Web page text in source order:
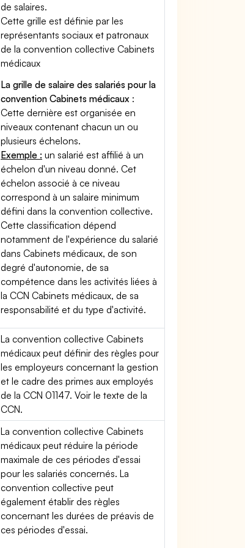
de salaires.
Cette grille est définie par les
représentants sociaux et patronaux
de la convention collective Cabinets
médicaux
La grille de salaire des salariés pour la
convention Cabinets médicaux :
Cette dernière est organisée en
niveaux contenant chacun un ou
plusieurs échelons.
Exemple : un salarié est affilié à un
échelon d'un niveau donné. Cet
échelon associé à ce niveau
correspond à un salaire minimum
défini dans la convention collective.
Cette classification dépend
notamment de l'expérience du salarié
dans Cabinets médicaux, de son
degré d'autonomie, de sa
compétence dans les activités liées à
la CCN Cabinets médicaux, de sa
responsabilité et du type d'activité.
La convention collective Cabinets
médicaux peut définir des règles pour
les employeurs concernant la gestion
et le cadre des primes aux employés
de la CCN 01147. Voir le texte de la
CCN.
La convention collective Cabinets
médicaux peut réduire la période
maximale de ces périodes d'essai
pour les salariés concernés. La
convention collective peut
également établir des règles
concernant les durées de préavis de
ces périodes d'essai.